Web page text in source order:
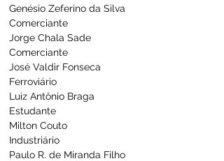
Genésio Zeferino da Silva
Comerciante
Jorge Chala Sade
Comerciante
José Valdir Fonseca
Ferroviário
Luiz Antônio Braga
Estudante
Milton Couto
Industriário
Paulo R. de Miranda Filho